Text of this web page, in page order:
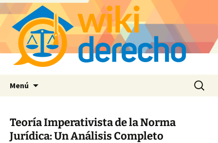
Menú Buscar:
Teoría Imperativista de la Norma
Jurídica: Un Análisis Completo